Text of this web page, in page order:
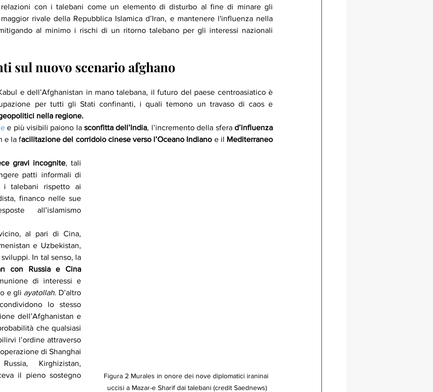
con i talebani come un elemento di disturbo al fine di minare gli
rivale della Repubblica Islamica d’Iran, e mantenere l'influenza nella
al minimo i rischi di un ritorno talebano per gli interessi nazionali
sul nuovo scenario afghano
e dell’Afghanistan in mano talebana, il futuro del paese centroasiatico è
per tutti gli Stati confinanti, i quali temono un travaso di caos e
nella regione.
e più visibili paiono la sconfitta dell’India, l’incremento della sfera d’influenza
e la facilitazione del corridoio cinese verso l’Oceano Indiano e il
Figura 2 Murales in onore dei nove diplomatici iraninai
uccisi a Mazar-e Sharif dai talebani (credit Saednews)
gravi incognite, tali
patti informali di
i talebani rispetto ai
financo nelle sue
all’islamismo
al pari di Cina,
e Uzbekistan,
di interessi e
e gli ayatollah. D’altro
lo stesso
dell’Afghanistan e
che qualsiasi
l’ordine attraverso
di Shanghai
Kirghizistan,
il pieno sostegno